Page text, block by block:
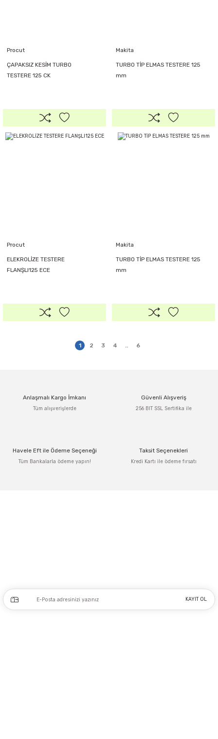
Procut
ÇAPAKSIZ KESİM TURBO
TESTERE 125 CK
Makita
TURBO TİP ELMAS TESTERE 125
mm
Procut
ELEKROLİZE TESTERE
FLANŞLI125 ECE
Makita
TURBO TİP ELMAS TESTERE 125
mm
1 2 3 4 6
Anlaşmalı Kargo İmkanı
Tüm alışverişlerde
Güvenli Alışveriş
256 BIT SSL Sertifika ile
Havele Eft ile Ödeme Seçeneği
Tüm Bankalarla ödeme yapın!
Taksit Seçenekleri
Kredi Kartı ile ödeme fırsatı
KAYIT OL